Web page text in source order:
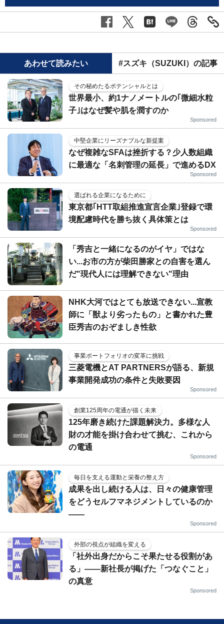
あわせて読みたい #スズキ（SUZUKI）の記事
その秘めたるポテンシャルとは
世界最小、約1ナノメートルの｢微細水粒
子｣はなぜ髪や肌を潤すのか
Sponsored
中堅企業にリーズナブルな新提案
なぜ複雑なSFAは挫折する？少人数組織
に最適な「名刺管理の延長」で進めるDX
Sponsored
選ばれる企業になるために
東京都｢HTT取組推進宣言企業｣登録で環
境配慮時代を勝ち抜く具体策とは
Sponsored
「秀吉と一緒になるのがイヤ」ではな
い...お市の方が柴田勝家との自害を選ん
だ"現代人には理解できない"理由
NHK大河ではとても放送できない...宣教
師に「獣より劣ったもの」と書かれた豊
臣秀吉のおぞましき性欲
事業ポートフォリオの変革に挑戦
三菱電機とAT PARTNERSが語る、新規
事業開発成功の条件と失敗要因
Sponsored
創業125周年の電通が描く未来
125年磨き続けた課題解決力。多様な人
財の才能を掛け合わせて挑む、これから
の電通
Sponsored
毎日を支える運動と栄養の整え方
成果を出し続ける人は、日々の健康管理
をどうセルフマネジメントしているのか
——
Sponsored
外部の視点が組織を変える
「社外出身だからこそ果たせる役割があ
る」――新社長が掲げた「つなぐこと」
の真意
Sponsored